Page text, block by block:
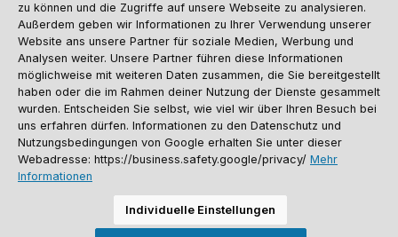
Vertrag widerrufen
Kundenservice
Informationen
Social Media und Kontakt
Versandinformationen
Batterieentsorgung
Warenrücksendung Sporthund Katalog
Alle Preise inkl. gesetzl. Mehrwertsteuer zzgl.Versandkosten
zu können und die Zugriffe auf unsere Webseite zu analysieren.
Außerdem geben wir Informationen zu Ihrer Verwendung unserer
Website ans unsere Partner für soziale Medien, Werbung und
Analysen weiter. Unsere Partner führen diese Informationen
möglichweise mit weiteren Daten zusammen, die Sie bereitgestellt
haben oder die im Rahmen deiner Nutzung der Dienste gesammelt
wurden. Entscheiden Sie selbst, wie viel wir über Ihren Besuch bei
uns erfahren dürfen. Informationen zu den Datenschutz und
Nutzungsbedingungen von Google erhalten Sie unter dieser
Webadresse: https://business.safety.google/privacy/ Mehr
Informationen
Individuelle Einstellungen